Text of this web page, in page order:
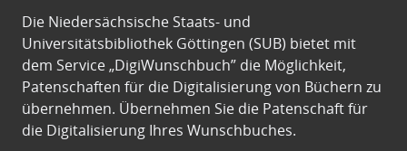
Die Niedersächsische Staats- und
Universitätsbibliothek Göttingen (SUB) bietet mit
dem Service „DigiWunschbuch” die Möglichkeit,
Patenschaften für die Digitalisierung von Büchern zu
übernehmen. Übernehmen Sie die Patenschaft für
die Digitalisierung Ihres Wunschbuches.